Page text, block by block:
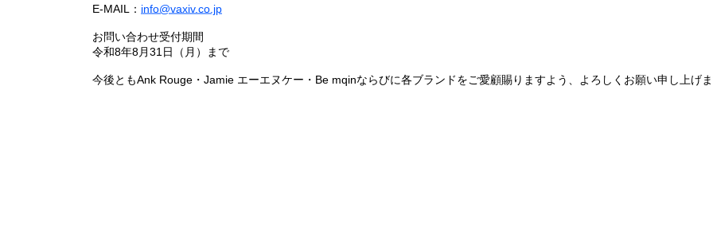
E-MAIL： info@vaxiv.co.jp
お問い合わせ受付期間
令和8年8月31日（月）まで
今後ともAnk Rouge・Jamie エーエヌケー・Be mqinならびに各ブランドをご愛顧賜りますよう、よろしくお願い申し上げま